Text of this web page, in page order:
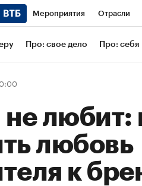
Мероприятия Отрасли
РБК Life
Про: свое дело Про: себя
любит:
любовь
к